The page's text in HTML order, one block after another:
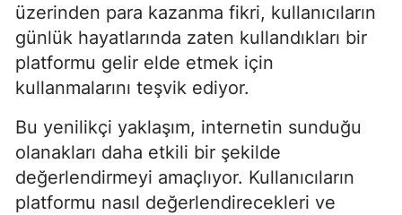
üzerinden para kazanma fikri, kullanıcıların
günlük hayatlarında zaten kullandıkları bir
platformu gelir elde etmek için
kullanmalarını teşvik ediyor.
Bu yenilikçi yaklaşım, internetin sunduğu
olanakları daha etkili bir şekilde
değerlendirmeyi amaçlıyor. Kullanıcıların
platformu nasıl değerlendirecekleri ve